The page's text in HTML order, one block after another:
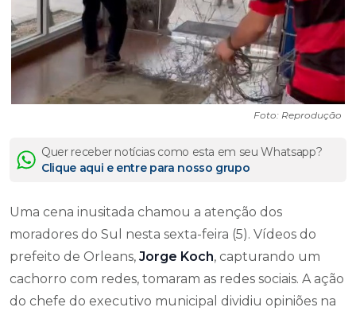
Foto: Reprodução
Quer receber notícias como esta em seu Whatsapp?
Clique aqui e entre para nosso grupo
Uma cena inusitada chamou a atenção dos
moradores do Sul nesta sexta-feira (5). Vídeos do
prefeito de Orleans, Jorge Koch, capturando um
cachorro com redes, tomaram as redes sociais. A ação
do chefe do executivo municipal dividiu opiniões na